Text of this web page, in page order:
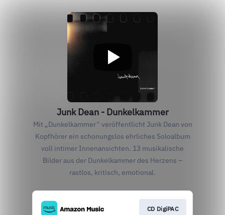
Junk Dean - Dunkelkammer
Mit „Dunkelkammer“ veröffentlicht Junk Dean von
Kopfhörer ein schonungslos ehrliches Soloalbum
voll intimer Innenansichten. 13 musikalische
Bilder aus der Dunkelkammer des Herzens –
rastlos, kritisch, emotional.
CD DigiPAC